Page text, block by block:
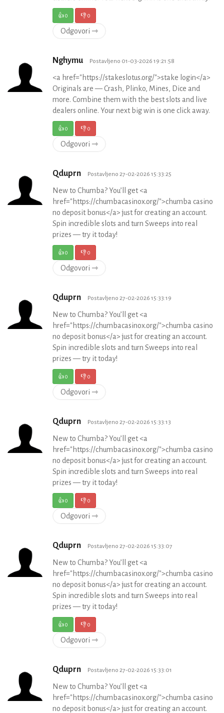
👍0 👎0
Odgovori ⇾
Nghymu Postavljeno 01-03-2026 19:21:58
<a href="https://stakeslotus.org/">stake login</a>
Originals are — Crash, Plinko, Mines, Dice and
more. Combine them with the best slots and live
dealers online. Your next big win is one click away.
👍0 👎0
Odgovori ⇾
Qduprn Postavljeno 27-02-2026 15:33:25
New to Chumba? You’ll get <a
href="https://chumbacasinox.org/">chumba casino
no deposit bonus</a> just for creating an account.
Spin incredible slots and turn Sweeps into real
prizes — try it today!
👍0 👎0
Odgovori ⇾
Qduprn Postavljeno 27-02-2026 15:33:19
New to Chumba? You’ll get <a
href="https://chumbacasinox.org/">chumba casino
no deposit bonus</a> just for creating an account.
Spin incredible slots and turn Sweeps into real
prizes — try it today!
👍0 👎0
Odgovori ⇾
Qduprn Postavljeno 27-02-2026 15:33:13
New to Chumba? You’ll get <a
href="https://chumbacasinox.org/">chumba casino
no deposit bonus</a> just for creating an account.
Spin incredible slots and turn Sweeps into real
prizes — try it today!
👍0 👎0
Odgovori ⇾
Qduprn Postavljeno 27-02-2026 15:33:07
New to Chumba? You’ll get <a
href="https://chumbacasinox.org/">chumba casino
no deposit bonus</a> just for creating an account.
Spin incredible slots and turn Sweeps into real
prizes — try it today!
👍0 👎0
Odgovori ⇾
Qduprn Postavljeno 27-02-2026 15:33:01
New to Chumba? You’ll get <a
href="https://chumbacasinox.org/">chumba casino
no deposit bonus</a> just for creating an account.